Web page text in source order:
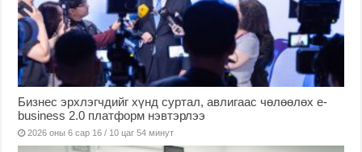
Бизнес эрхлэгчдийг хүнд суртал, авлигаас чөлөөлөх е-
business 2.0 платформ нэвтэрлээ
2026 оны 6 сар 16 / 10 цаг 54 минут